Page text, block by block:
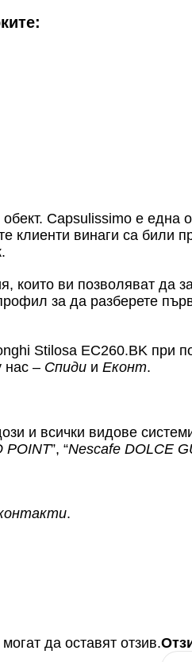
Capsulissimo е една
винаги са били
които ви позволяват да
за да разберете
Stilosa EC260.BK при
нас – Спиди и Еконт.
и всички видове
POINT”, “Nescafe DOLCE
.
да оставят отзив.